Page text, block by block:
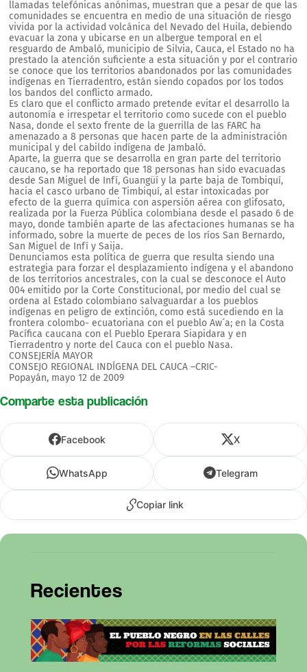
llamadas telefónicas anónimas, muestran que a pesar de que las
comunidades se encuentra en medio de una situación de riesgo
vivida por la actividad volcánica del Nevado del Huila, debiendo
evacuar la zona y ubicarse en un albergue temporal en el
resguardo de Ambaló, municipio de Silvia, Cauca, el Estado no ha
prestado la atención suficiente a esta situación y por el contrario
se conoce que los territorios abandonados por las comunidades
indígenas en Tierradentro, están siendo copados por los todos
los bandos del conflicto armado.
Es claro que el conflicto armado pretende evitar el desarrollo la
autonomía e irrespetar el territorio como sucede con el pueblo
Nasa, donde el sexto frente de la guerrilla de las FARC ha
amenazado a 8 personas que hacen parte de la administración
municipal y del cabildo indígena de Jambaló.
Aparte, la guerra que se desarrolla en gran parte del territorio
caucano, se ha reportado que 18 personas han sido evacuadas
desde San Miguel de Infí, Guangüí y la parte baja de Tombiquí,
hacia el casco urbano de Timbiquí, al estar intoxicadas por
efecto de la guerra química con aspersión aérea con glifosato,
realizada por la Fuerza Pública colombiana desde el pasado 6 de
mayo, donde también aparte de las afectaciones humanas se ha
informado, sobre la muerte de peces de los ríos San Bernardo,
San Miguel de Infí y Saija.
Denunciamos esta política de guerra que resulta siendo una
estrategia para forzar el desplazamiento indígena y el abandono
de los territorios ancestrales, con la cual se desconoce el Auto
004 emitido por la Corte Constitucional, por medio del cual se
ordena al Estado colombiano salvaguardar a los pueblos
indígenas en peligro de extinción, como está sucediendo en la
frontera colombo- ecuatoriana con el pueblo Aw´a; en la Costa
Pacífica caucana con el Pueblo Eperara Siapidara y en
Tierradentro y norte del Cauca con el pueblo Nasa.
CONSEJERÍA MAYOR
CONSEJO REGIONAL INDÍGENA DEL CAUCA –CRIC-
Popayán, mayo 12 de 2009
Comparte esta publicación
Facebook X
WhatsApp Telegram
Copiar link
Recientes